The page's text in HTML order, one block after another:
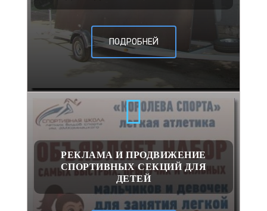
ПОДРОБНЕЙ
РЕКЛАМА И ПРОДВИЖЕНИЕ
СПОРТИВНЫХ СЕКЦИЙ ДЛЯ
ДЕТЕЙ